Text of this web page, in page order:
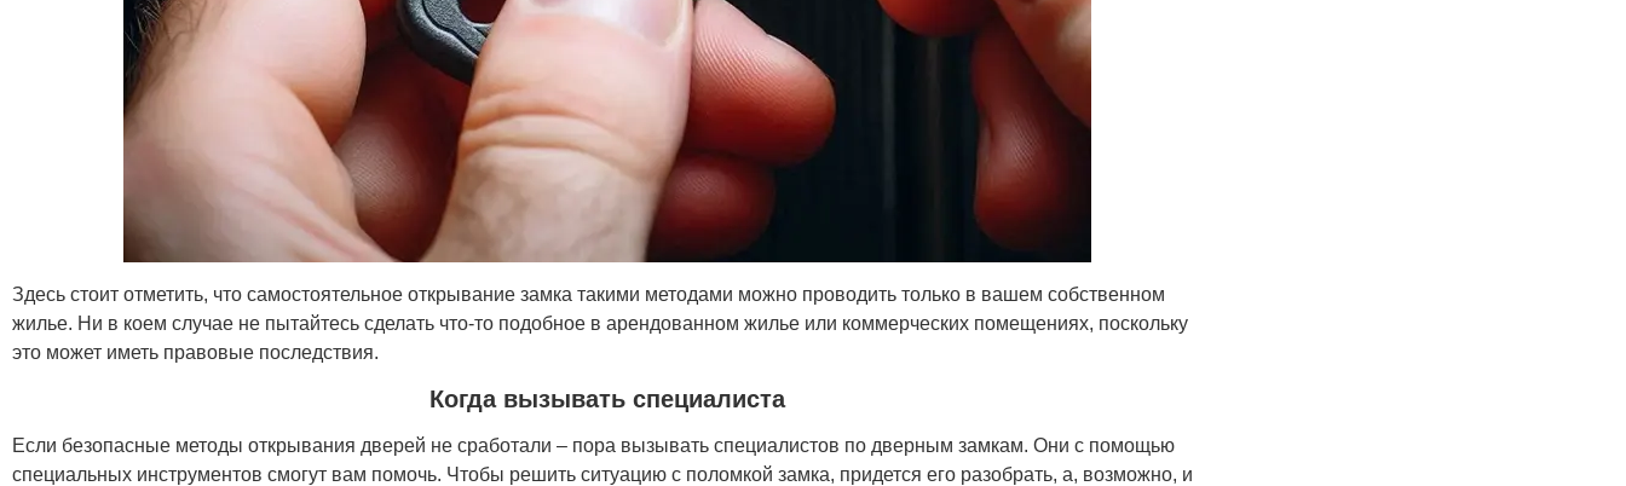
Здесь стоит отметить, что самостоятельное открывание замка такими методами можно проводить только в вашем собственном
жилье. Ни в коем случае не пытайтесь сделать что-то подобное в арендованном жилье или коммерческих помещениях, поскольку
это может иметь правовые последствия.
Когда вызывать специалиста
Если безопасные методы открывания дверей не сработали – пора вызывать специалистов по дверным замкам. Они с помощью
специальных инструментов смогут вам помочь. Чтобы решить ситуацию с поломкой замка, придется его разобрать, а, возможно, и